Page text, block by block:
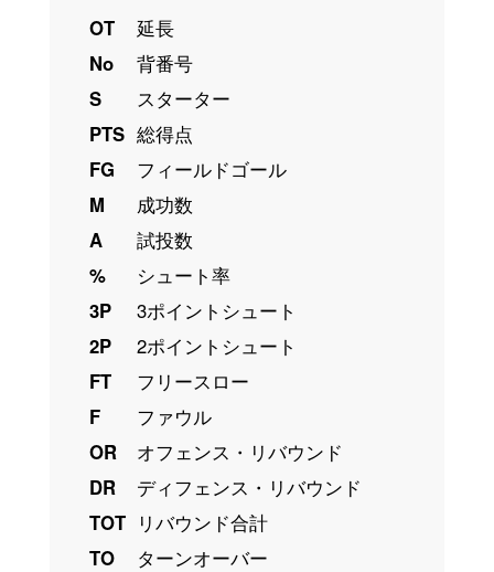
OT
延長
No
背番号
S
スターター
PTS 総得点
FG
フィールドゴール
M
成功数
A
試投数
%
シュート率
3P
3ポイントシュート
2P
2ポイントシュート
FT
フリースロー
F
ファウル
OR
オフェンス・リバウンド
DR
ディフェンス・リバウンド
TOT リバウンド合計
TO
ターンオーバー